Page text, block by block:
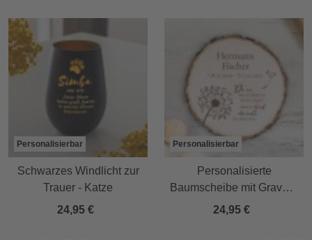
Personalisierbar
Schwarzes Windlicht zur
Trauer - Katze
24,95 €
Personalisierbar
Personalisierte
Baumscheibe mit Gravur -
Trauerblume
24,95 €